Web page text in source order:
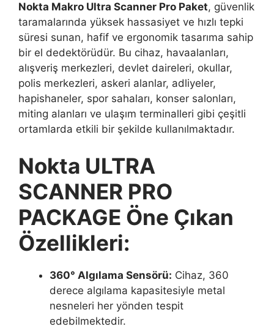
Nokta Makro Ultra Scanner Pro Paket, güvenlik
taramalarında yüksek hassasiyet ve hızlı tepki
süresi sunan, hafif ve ergonomik tasarıma sahip
bir el dedektörüdür. Bu cihaz, havaalanları,
alışveriş merkezleri, devlet daireleri, okullar,
polis merkezleri, askeri alanlar, adliyeler,
hapishaneler, spor sahaları, konser salonları,
miting alanları ve ulaşım terminalleri gibi çeşitli
ortamlarda etkili bir şekilde kullanılmaktadır.
Nokta ULTRA
SCANNER PRO
PACKAGE Öne Çıkan
Özellikleri:
360° Algılama Sensörü: Cihaz, 360
derece algılama kapasitesiyle metal
nesneleri her yönden tespit
edebilmektedir.